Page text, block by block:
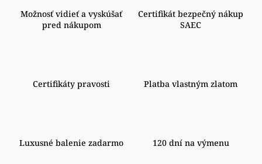
Možnosť vidieť a vyskúšať
pred nákupom
Certifikát bezpečný nákup
SAEC
Certifikáty pravosti Platba vlastným zlatom
Luxusné balenie zadarmo 120 dní na výmenu